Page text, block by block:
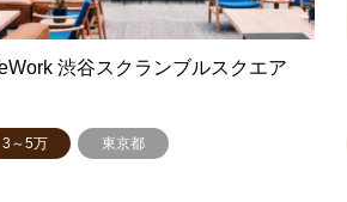
渋谷スクランブルスクエア
3～5万 東京都